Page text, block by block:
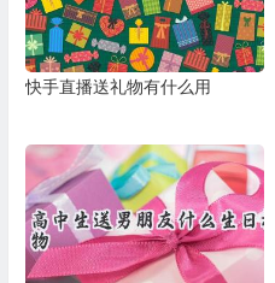
快手直播送礼物有什么用